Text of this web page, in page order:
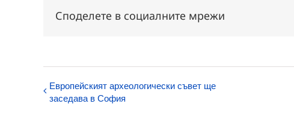
Споделете в социалните мрежи
Европейският археологически съвет ще
заседава в София